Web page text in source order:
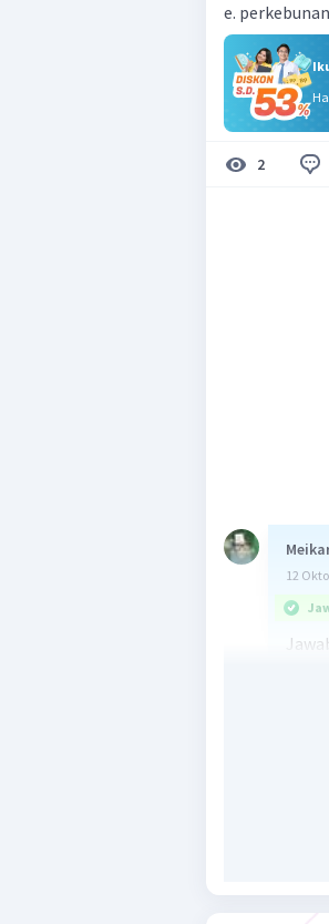
e. perkebunan
2
12